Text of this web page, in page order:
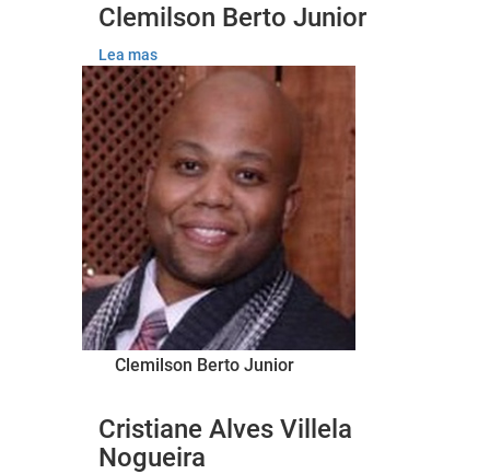
Clemilson Berto Junior
Lea mas
Clemilson Berto Junior
Cristiane Alves Villela
Nogueira